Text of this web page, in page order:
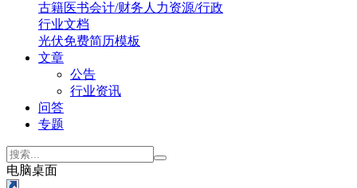
古籍医书会计/财务 人力资源/行政
行业文档
光伏免费简历模板
文章
公告
行业资讯
问答
专题
电脑桌面